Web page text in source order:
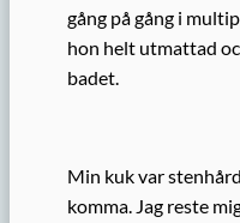
gång på gång i
hon helt utmattad
badet.
Min kuk var
komma. Jag reste